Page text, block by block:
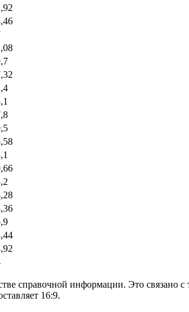
справочной информации. Это связано с
16:9.